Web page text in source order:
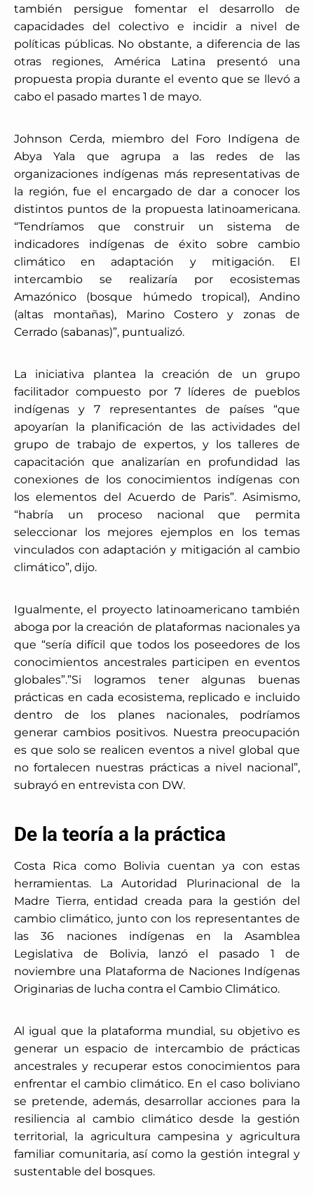
también persigue fomentar el desarrollo de
capacidades del colectivo e incidir a nivel de
políticas públicas. No obstante, a diferencia de las
otras regiones, América Latina presentó una
propuesta propia durante el evento que se llevó a
cabo el pasado martes 1 de mayo.
Johnson Cerda, miembro del Foro Indígena de
Abya Yala que agrupa a las redes de las
organizaciones indígenas más representativas de
la región, fue el encargado de dar a conocer los
distintos puntos de la propuesta latinoamericana.
“Tendríamos que construir un sistema de
indicadores indígenas de éxito sobre cambio
climático en adaptación y mitigación. El
intercambio se realizaría por ecosistemas
Amazónico (bosque húmedo tropical), Andino
(altas montañas), Marino Costero y zonas de
Cerrado (sabanas)”, puntualizó.
La iniciativa plantea la creación de un grupo
facilitador compuesto por 7 líderes de pueblos
indígenas y 7 representantes de países “que
apoyarían la planificación de las actividades del
grupo de trabajo de expertos, y los talleres de
capacitación que analizarían en profundidad las
conexiones de los conocimientos indígenas con
los elementos del Acuerdo de Paris”. Asimismo,
“habría un proceso nacional que permita
seleccionar los mejores ejemplos en los temas
vinculados con adaptación y mitigación al cambio
climático”, dijo.
Igualmente, el proyecto latinoamericano también
aboga por la creación de plataformas nacionales ya
que “sería difícil que todos los poseedores de los
conocimientos ancestrales participen en eventos
globales”.”Si logramos tener algunas buenas
prácticas en cada ecosistema, replicado e incluido
dentro de los planes nacionales, podríamos
generar cambios positivos. Nuestra preocupación
es que solo se realicen eventos a nivel global que
no fortalecen nuestras prácticas a nivel nacional”,
subrayó en entrevista con DW.
De la teoría a la práctica
Costa Rica como Bolivia cuentan ya con estas
herramientas. La Autoridad Plurinacional de la
Madre Tierra, entidad creada para la gestión del
cambio climático, junto con los representantes de
las 36 naciones indígenas en la Asamblea
Legislativa de Bolivia, lanzó el pasado 1 de
noviembre una Plataforma de Naciones Indígenas
Originarias de lucha contra el Cambio Climático.
Al igual que la plataforma mundial, su objetivo es
generar un espacio de intercambio de prácticas
ancestrales y recuperar estos conocimientos para
enfrentar el cambio climático. En el caso boliviano
se pretende, además, desarrollar acciones para la
resiliencia al cambio climático desde la gestión
territorial, la agricultura campesina y agricultura
familiar comunitaria, así como la gestión integral y
sustentable del bosques.